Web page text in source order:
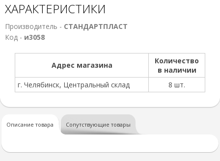
ХАРАКТЕРИСТИКИ
Производитель - СТАНДАРТПЛАСТ
Код - и3058
Адрес магазина
Количество
в наличии
г. Челябинск, Центральный склад
8 шт.
Описание товара Сопутствующие товары